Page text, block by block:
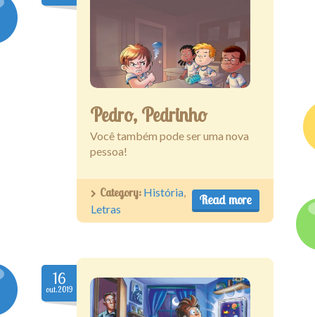
Pedro, Pedrinho
Você também pode ser uma nova
pessoa!
Read more
Category: História
Letras
16
out.2019